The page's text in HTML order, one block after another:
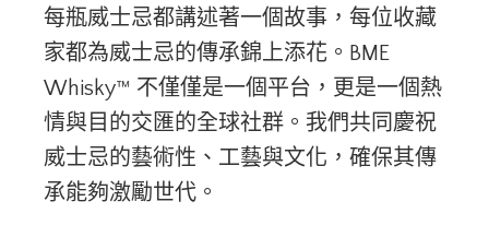
每瓶威士忌都講述著一個故事，每位收藏
家都為威士忌的傳承錦上添花。BME
Whisky™ 不僅僅是一個平台，更是一個熱
情與目的交匯的全球社群。我們共同慶祝
威士忌的藝術性、工藝與文化，確保其傳
承能夠激勵世代。